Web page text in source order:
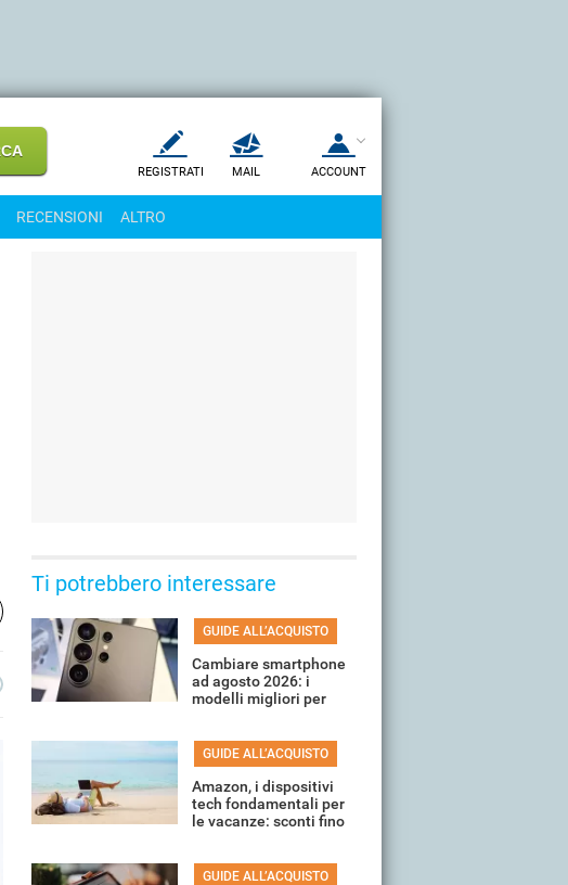
REGISTRATI MAIL ACCOUNT
RECENSIONI ALTRO
Ti potrebbero interessare
GUIDE ALL’ACQUISTO
Cambiare smartphone
ad agosto 2026: i
modelli migliori per
GUIDE ALL’ACQUISTO
Amazon, i dispositivi
tech fondamentali per
le vacanze: sconti fino
GUIDE ALL’ACQUISTO